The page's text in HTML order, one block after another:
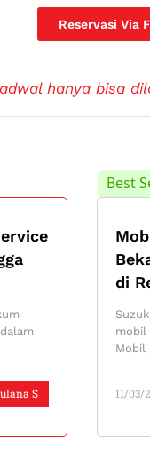
Reservasi Via
hanya bisa
S
Best
di
11/03/
mobil
Mobil